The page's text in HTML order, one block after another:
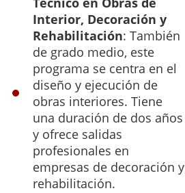
Interior, Decoración y
Rehabilitación: También
de grado medio, este
programa se centra en el
diseño y ejecución de
obras interiores. Tiene
una duración de dos años
y ofrece salidas
profesionales en
empresas de decoración y
rehabilitación.